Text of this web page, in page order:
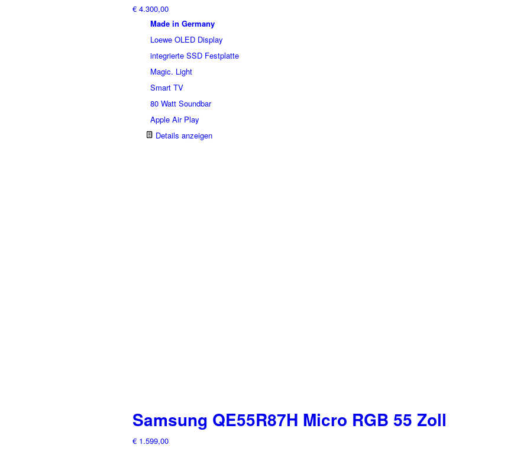
€ 4.300,00
Made in Germany
Loewe OLED Display
integrierte SSD Festplatte
Magic. Light
Smart TV
80 Watt Soundbar
Apple Air Play
Details anzeigen
Samsung QE55R87H Micro RGB 55 Zoll
€ 1.599,00